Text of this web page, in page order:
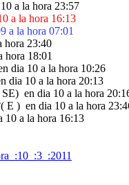
a la hora 16:13
a la hora 07:01
hora 23:40
hora 18:01
dia 10 a la hora 10:26
dia 10 a la hora 20:13
en dia 10 a la hora
E )  en dia 10 a la hora
10 a la hora 16:13
:10  :3  :2011